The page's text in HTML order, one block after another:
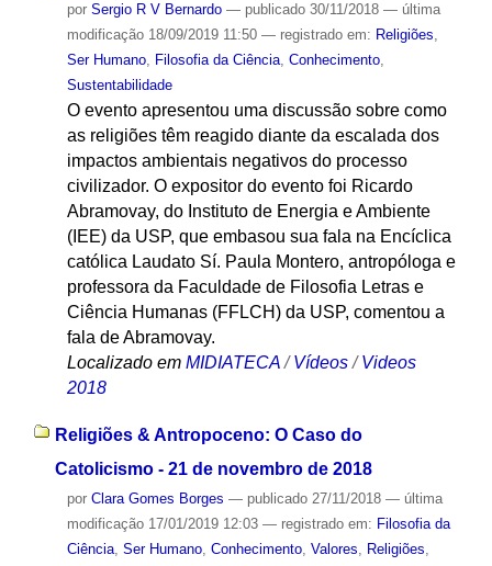
por Sergio R V Bernardo — publicado30/11/2018 — última
modificação18/09/2019 11:50 — registrado em: Religiões,
Ser Humano, Filosofia da Ciência, Conhecimento,
Sustentabilidade
O evento apresentou uma discussão sobre como
as religiões têm reagido diante da escalada dos
impactos ambientais negativos do processo
civilizador. O expositor do evento foi Ricardo
Abramovay, do Instituto de Energia e Ambiente
(IEE) da USP, que embasou sua fala na Encíclica
católica Laudato Sí. Paula Montero, antropóloga e
professora da Faculdade de Filosofia Letras e
Ciência Humanas (FFLCH) da USP, comentou a
fala de Abramovay.
Localizado em MIDIATECA /Vídeos /Videos
2018
Religiões & Antropoceno: O Caso do
Catolicismo - 21 de novembro de 2018
por Clara Gomes Borges — publicado27/11/2018 — última
modificação17/01/2019 12:03 — registrado em: Filosofia da
Ciência, Ser Humano, Conhecimento, Valores Religiões